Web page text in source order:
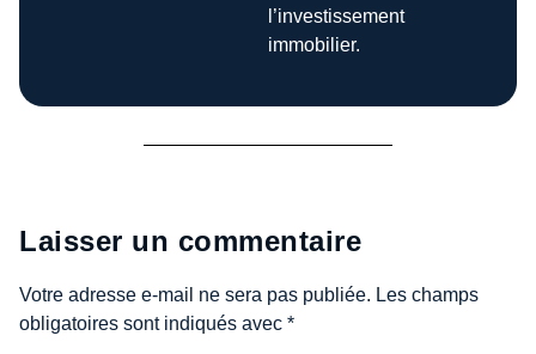
l’investissement
immobilier.
Laisser un commentaire
Votre adresse e-mail ne sera pas publiée. Les champs
obligatoires sont indiqués avec *